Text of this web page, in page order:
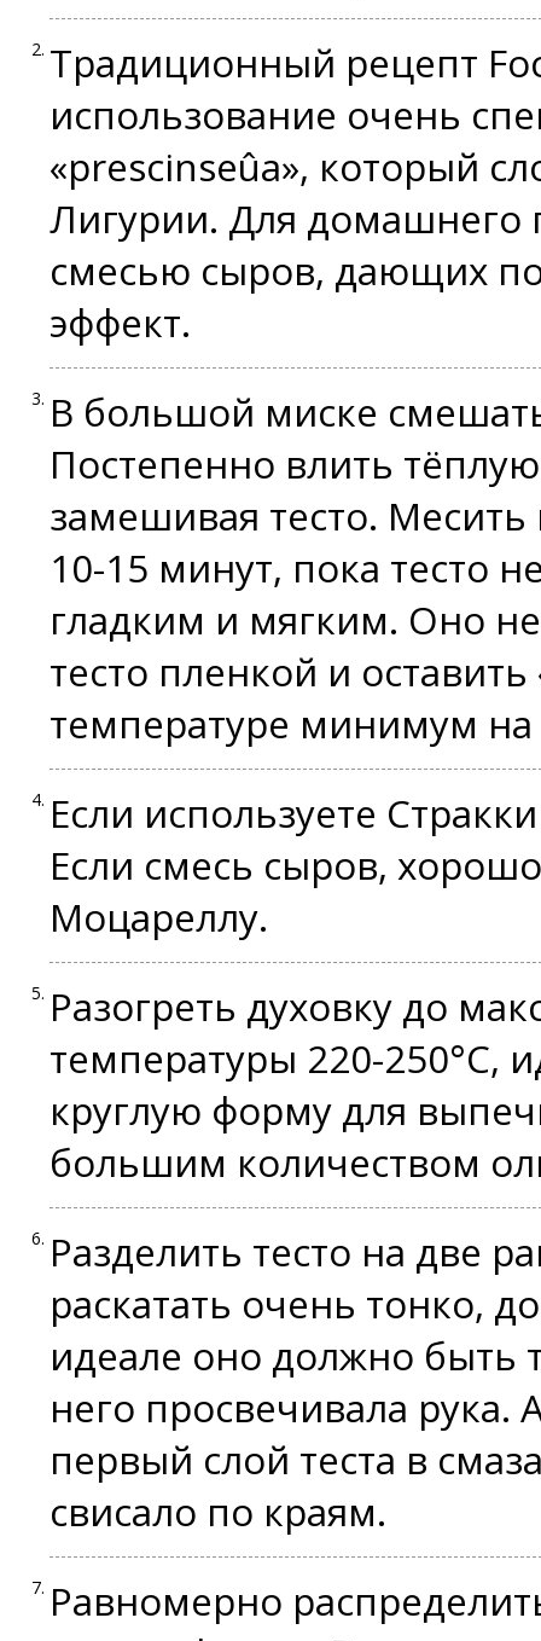
Традиционный рецепт
использование очень
«prescinseûa», который
Лигурии. Для домашнего
смесью сыров, дающих
эффект.
В большой миске
Постепенно влить
замешивая тесто.
10-15 минут, пока тесто
гладким и мягким. Оно
тесто пленкой и
температуре минимум на
Если используете
Если смесь сыров,
Моцареллу.
Разогреть духовку до
температуры 220-250°C,
круглую форму для
большим количеством
Разделить тесто на две
раскатать очень тонко,
идеале оно должно быть
него просвечивала рука.
первый слой теста в
свисало по краям.
Равномерно